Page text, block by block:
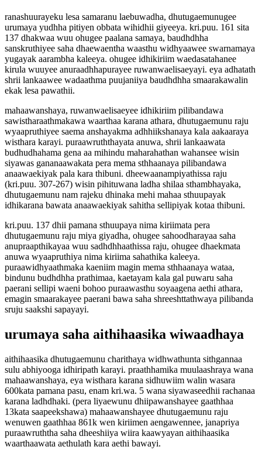
ranashuurayeku lesa samaranu laebuwadha, dhutugaemunugee
urumaya yudhha pitiyen obbata wihidhii giyeeya. kri.puu. 161 sita
137 dhakwaa wuu ohugee paalana samaya, baudhdhha
sanskruthiyee saha dhaewaentha waasthu widhyaawee swarnamaya
yugayak aarambha kaleeya. ohugee idhikiriim waedasatahanee
kirula wuuyee anuraadhhapurayee ruwanwaelisaeyayi. eya adhatath
shrii lankaawee wadaathma puujaniiya baudhdhha smaarakawalin
ekak lesa pawathii.
mahaawanshaya, ruwanwaelisaeyee idhikiriim pilibandawa
sawistharaathmakawa waarthaa karana athara, dhutugaemunu raju
wyaapruthiyee saema anshayakma adhhiikshanaya kala aakaaraya
wisthara karayi. puraawruththayata anuwa, shrii lankaawata
budhudhahama gena aa mihindu maharahathan wahansee wisin
siyawas gananaawakata pera mema sthhaanaya pilibandawa
anaawaekiyak pala kara thibuni. dheewaanampiyathissa raju
(kri.puu. 307-267) wisin pihituwana ladha shilaa sthambhayaka,
dhutugaemunu nam rajeku dhinaka mehi mahaa sthuupayak
idhikarana bawata anaawaekiyak sahitha sellipiyak kotaa thibuni.
kri.puu. 137 dhii pamana sthuupaya nima kiriimata pera
dhutugaemunu raju miya giyadha, ohugee sahoodharayaa saha
anupraapthikayaa wuu sadhdhhaathissa raju, ohugee dhaekmata
anuwa wyaapruthiya nima kiriima sahathika kaleeya.
puraawidhyaathmaka kaeniim magin mema sthhaanaya wataa,
bindunu budhdhha prathimaa, kaetayam kala gal puwaru saha
paerani sellipi waeni bohoo puraawasthu soyaagena aethi athara,
emagin smaarakayee paerani bawa saha shreeshttathwaya pilibanda
sruju saakshi sapayayi.
urumaya saha aithihaasika wiwaadhaya
aithihaasika dhutugaemunu charithaya widhwathunta sithgannaa
sulu abhiyooga idhiripath karayi. praathhamika muulaashraya wana
mahaawanshaya, eya wisthara karana sidhuwiim walin wasara
600kata pamana pasu, enam kri.wa. 5 wana siyawaseedhii rachanaa
karana ladhdhaki. (pera liyaewunu dhiipawanshayee gaathhaa
13kata saapeekshawa) mahaawanshayee dhutugaemunu raju
wenuwen gaathhaa 861k wen kiriimen aengawennee, janapriya
puraawruththa saha dheeshiiya wiira kaawyayan aithihaasika
waarthaawata aethulath kara aethi bawayi.